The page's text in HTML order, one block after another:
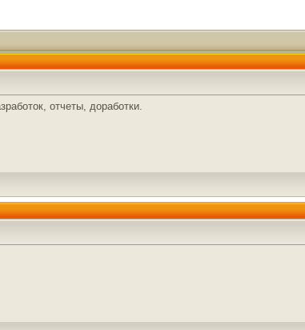
отчеты, доработки.